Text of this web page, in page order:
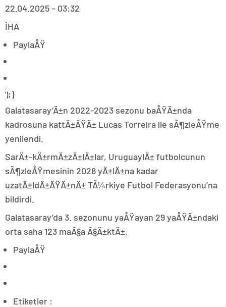
22.04.2025 – 03:32
İHA
PaylaÅŸ
‘); }
Galatasaray’Ä±n 2022-2023 sezonu baÅŸÄ±nda
kadrosuna kattÄ±ÄŸÄ± Lucas Torreira ile sÃ¶zleÅŸme
yenilendi.
SarÄ±-kÄ±rmÄ±zÄ±lÄ±lar, UruguaylÄ± futbolcunun
sÃ¶zleÅŸmesinin 2028 yÄ±lÄ±na kadar
uzatÄ±ldÄ±ÄŸÄ±nÄ± TÃ¼rkiye Futbol Federasyonu’na
bildirdi.
Galatasaray’da 3. sezonunu yaÅŸayan 29 yaÅŸÄ±ndaki
orta saha 123 maÃ§a Ã§Ä±ktÄ±.
PaylaÅŸ
Etiketler :